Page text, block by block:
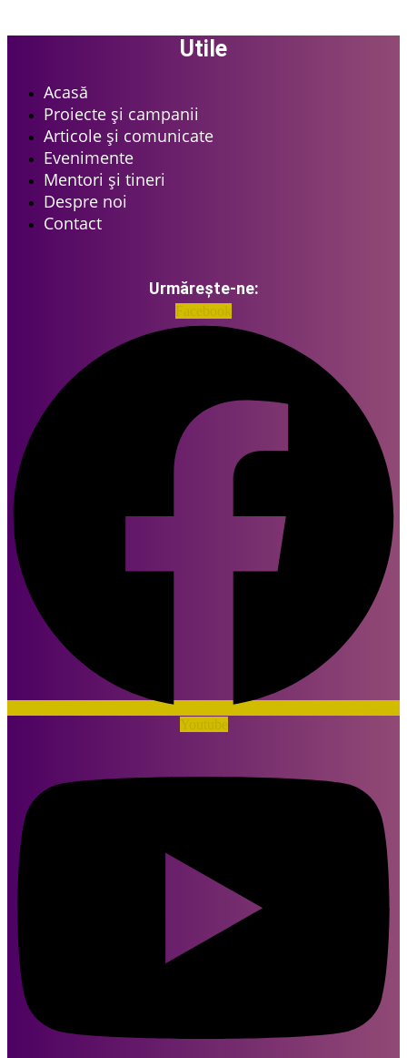
Utile
Acasă
Proiecte și campanii
Articole și comunicate
Evenimente
Mentori și tineri
Despre noi
Contact
Urmărește-ne: